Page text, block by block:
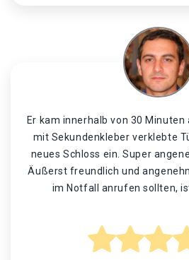
Er kam innerhalb von 30
mit Sekundenkleber verklebte
neues Schloss ein. Super
Äußerst freundlich und
im Notfall anrufen sollten,